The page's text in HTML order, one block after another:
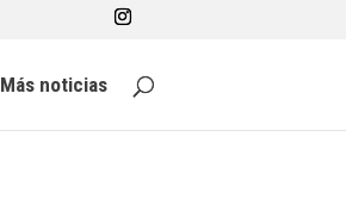
Más noticias